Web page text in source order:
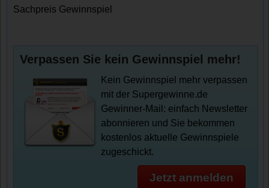
Sachpreis Gewinnspiel
Verpassen Sie kein Gewinnspiel mehr!
Kein Gewinnspiel mehr verpassen
mit der Supergewinne.de
Gewinner-Mail: einfach Newsletter
abonnieren und Sie bekommen
kostenlos aktuelle Gewinnspiele
zugeschickt.
Jetzt anmelden